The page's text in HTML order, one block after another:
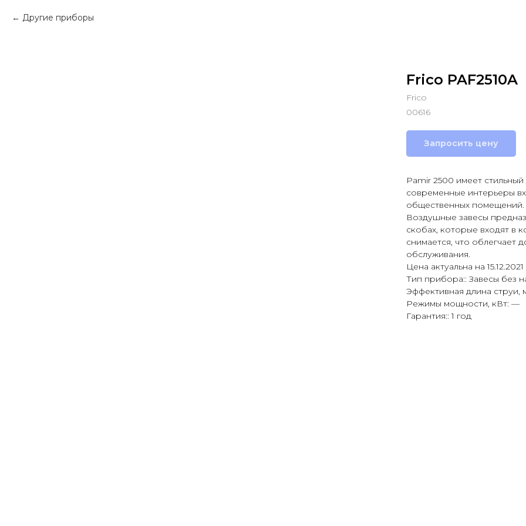
Другие приборы
Frico PAF2510A
Frico
00616
Запросить цену
Рamir 2500 имеет
современные интерьеры
общественных помещений.
Воздушные завесы
скобах, которые входят в
снимается, что облегчает
обслуживания.
Цена актуальна на 15.12.2021
Тип прибора:: Завесы без
Эффективная длина струи,
Режимы мощности, кВт: —
Гарантия:: 1 год